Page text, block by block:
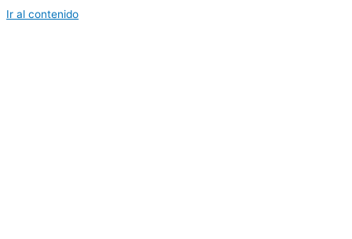
Ir al contenido